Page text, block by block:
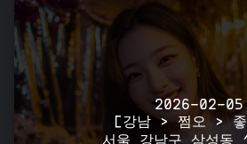
2026-02-05
[강남 > 쩜오 > 좋
서울 강남구 삼성동